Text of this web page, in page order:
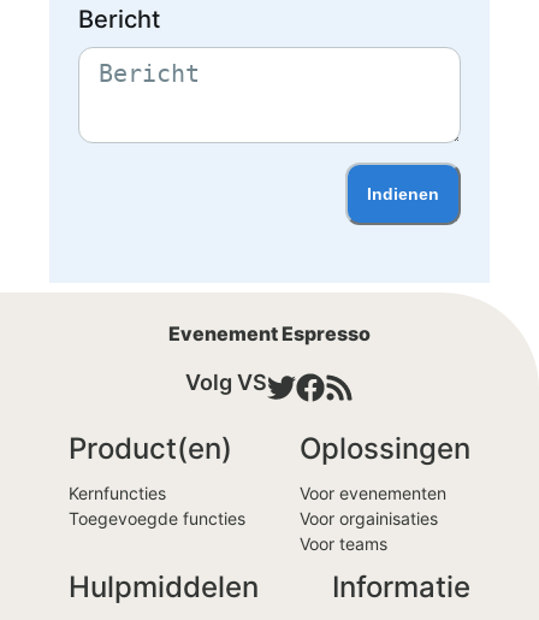
Bericht
Indienen
Evenement Espresso
Volg VS
Product(en)
Kernfuncties
Toegevoegde functies
Oplossingen
Voor evenementen
Voor orgainisaties
Voor teams
Hulpmiddelen Informatie